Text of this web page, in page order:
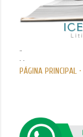
PÁGINA PRINCIPAL